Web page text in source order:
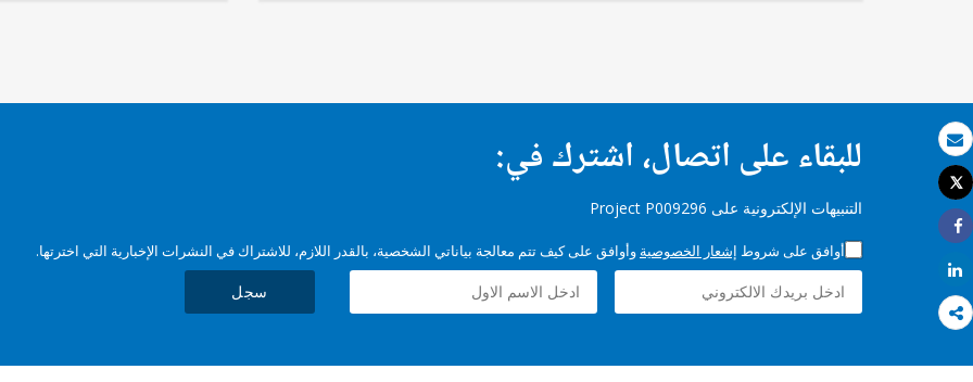
بريد الكتروني
طباعة
Tweet
Share
Share
للبقاء على اتصال، اشترك في:
التنبيهات الإلكترونية على Project P009296
أوافق على شروط إشعار الخصوصية وأوافق على كيف تتم معالجة بياناتي الشخصية، بالقدر اللازم، للاشتراك في النشرات الإخبارية التي اخترتها.
سجل